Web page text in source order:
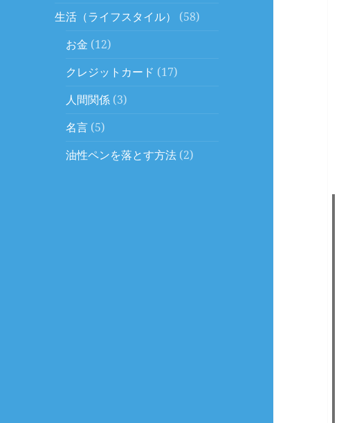
生活（ライフスタイル）
(58)
お金 (12)
クレジットカード (17)
人間関係 (3)
名言 (5)
油性ペンを落とす方法 (2)